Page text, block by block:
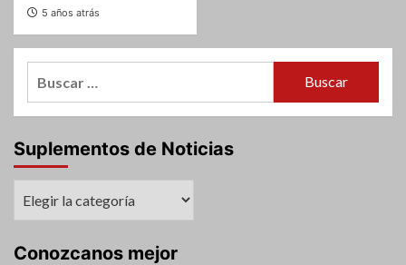
5 años atrás
Suplementos de Noticias
Conozcanos mejor